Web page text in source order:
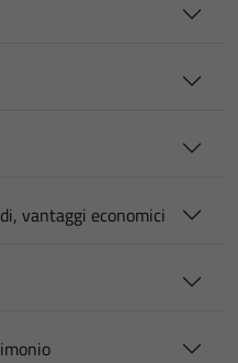
vantaggi economici